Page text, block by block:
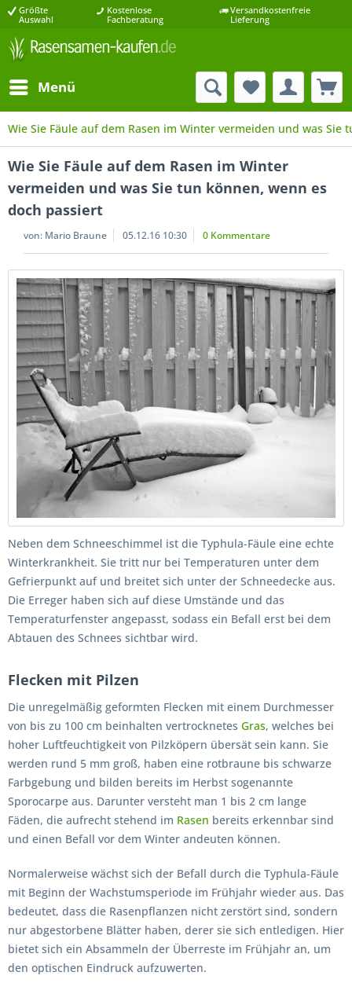
Größte
Auswahl
Kostenlose
Fachberatung
Versandkostenfreie
Lieferung
Menü
Wie Sie Fäule auf dem Rasen im Winter vermeiden und was Sie
Wie Sie Fäule auf dem Rasen im Winter
vermeiden und was Sie tun können, wenn es
doch passiert
von: Mario Braune 05.12.16 10:30 0 Kommentare
Neben dem Schneeschimmel ist die Typhula-Fäule eine echte
Winterkrankheit. Sie tritt nur bei Temperaturen unter dem
Gefrierpunkt auf und breitet sich unter der Schneedecke aus.
Die Erreger haben sich auf diese Umstände und das
Temperaturfenster angepasst, sodass ein Befall erst bei dem
Abtauen des Schnees sichtbar wird.
Flecken mit Pilzen
Die unregelmäßig geformten Flecken mit einem Durchmesser
von bis zu 100 cm beinhalten vertrocknetes Gras, welches bei
hoher Luftfeuchtigkeit von Pilzköpern übersät sein kann. Sie
werden rund 5 mm groß, haben eine rotbraune bis schwarze
Farbgebung und bilden bereits im Herbst sogenannte
Sporocarpe aus. Darunter versteht man 1 bis 2 cm lange
Fäden, die aufrecht stehend im Rasen bereits erkennbar sind
und einen Befall vor dem Winter andeuten können.
Normalerweise wächst sich der Befall durch die Typhula-Fäule
mit Beginn der Wachstumsperiode im Frühjahr wieder aus. Das
bedeutet, dass die Rasenpflanzen nicht zerstört sind, sondern
nur abgestorbene Blätter haben, derer sie sich entledigen. Hier
bietet sich ein Absammeln der Überreste im Frühjahr an, um
den optischen Eindruck aufzuwerten.